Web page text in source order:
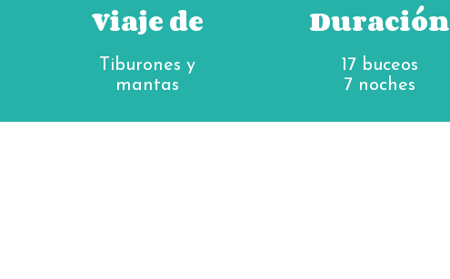
Viaje de
Tiburones y
mantas
Duración
17 buceos
7 noches